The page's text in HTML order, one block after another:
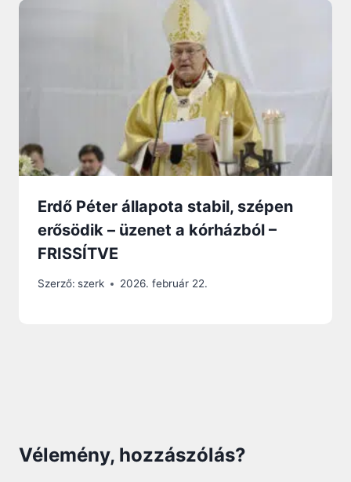
Erdő Péter állapota stabil, szépen
erősödik – üzenet a kórházból –
FRISSÍTVE
Szerző: szerk 2026. február 22.
Vélemény, hozzászólás?